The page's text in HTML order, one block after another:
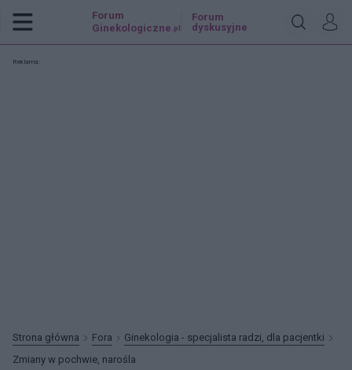
Forum
Ginekologiczne .pl
Forum
dyskusyjne
Reklama:
Strona główna Fora
Ginekologia - specjalista radzi, dla pacjentki
Zmiany w pochwie, narośla